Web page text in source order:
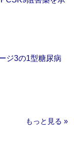
ジ3の1型糖尿病
もっと見る »